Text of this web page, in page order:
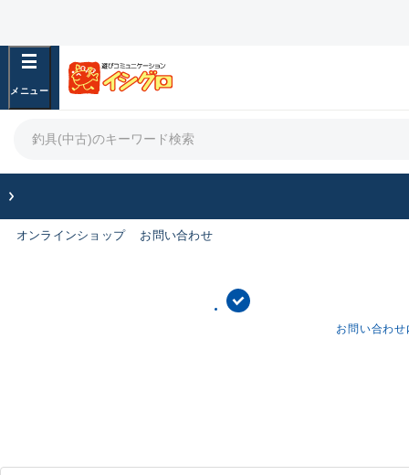
オンラインショップ お問い合わせ
お問い合わ